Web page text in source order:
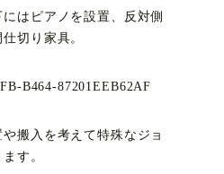
はピアノを設置、反対側
切り家具。
搬入を考えて特殊なジョ
す。